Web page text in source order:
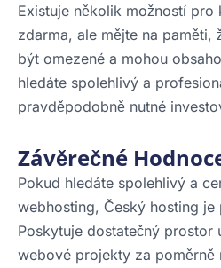
Existuje několik možností pro
zdarma, ale mějte na paměti,
být omezené a mohou
hledáte spolehlivý a
pravděpodobně nutné
Závěrečné
Pokud hledáte spolehlivý a
webhosting, Český hosting
Poskytuje dostatečný prostor
webové projekty za poměrně